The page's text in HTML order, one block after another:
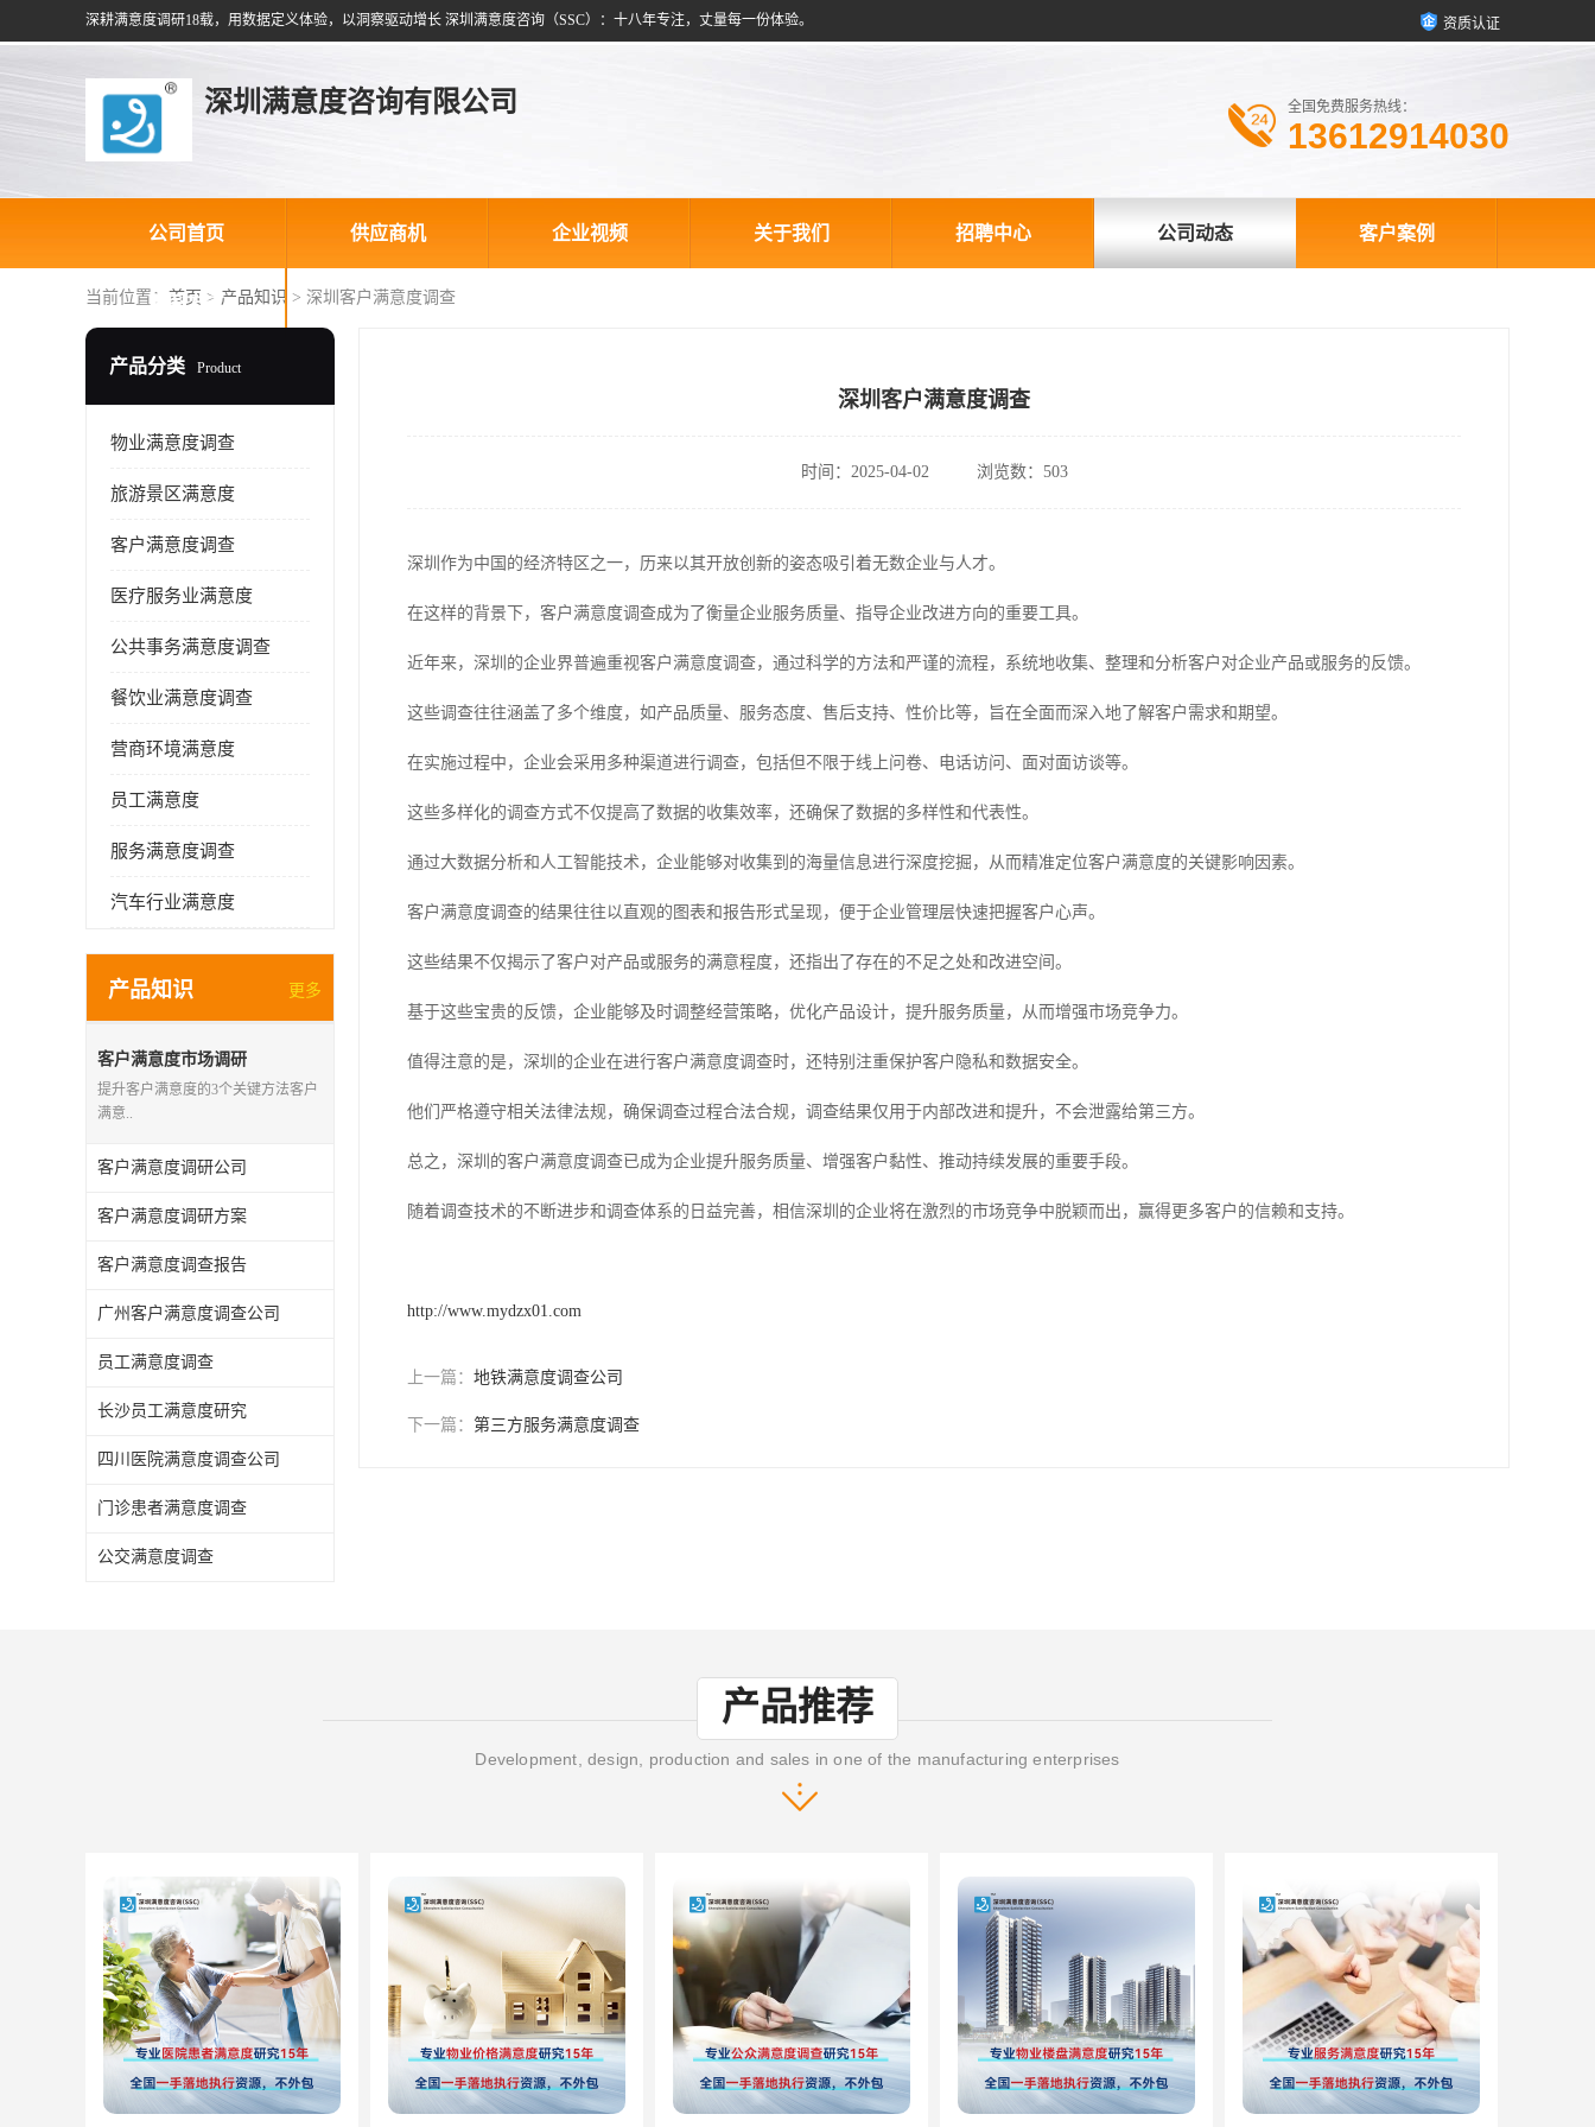
深耕满意度调研18载，用数据定义体验，以洞察驱动增长 深圳满意度咨询（SSC）：十八年专注，丈量每一份体验。 资质认证
深圳满意度咨询有限公司 全国免费服务热线：
13612914030
公司首页 供应商机 企业视频 关于我们 招聘中心 公司动态 客户案例
联系方式
当前位置： 首页 > 产品知识 > 深圳客户满意度调查
产品分类 Product
物业满意度调查
旅游景区满意度
客户满意度调查
医疗服务业满意度
公共事务满意度调查
餐饮业满意度调查
营商环境满意度
员工满意度
服务满意度调查
汽车行业满意度
产品知识 更多
客户满意度市场调研
提升客户满意度的3个关键方法客户
满意..
客户满意度调研公司
客户满意度调研方案
客户满意度调查报告
广州客户满意度调查公司
员工满意度调查
长沙员工满意度研究
四川医院满意度调查公司
门诊患者满意度调查
公交满意度调查
深圳客户满意度调查
时间：2025-04-02 浏览数：503
深圳作为中国的经济特区之一，历来以其开放创新的姿态吸引着无数企业与人才。
在这样的背景下，客户满意度调查成为了衡量企业服务质量、指导企业改进方向的重要工具。
近年来，深圳的企业界普遍重视客户满意度调查，通过科学的方法和严谨的流程，系统地收集、整理和分析客户对企业产品或服务的反馈。
这些调查往往涵盖了多个维度，如产品质量、服务态度、售后支持、性价比等，旨在全面而深入地了解客户需求和期望。
在实施过程中，企业会采用多种渠道进行调查，包括但不限于线上问卷、电话访问、面对面访谈等。
这些多样化的调查方式不仅提高了数据的收集效率，还确保了数据的多样性和代表性。
通过大数据分析和人工智能技术，企业能够对收集到的海量信息进行深度挖掘，从而精准定位客户满意度的关键影响因素。
客户满意度调查的结果往往以直观的图表和报告形式呈现，便于企业管理层快速把握客户心声。
这些结果不仅揭示了客户对产品或服务的满意程度，还指出了存在的不足之处和改进空间。
基于这些宝贵的反馈，企业能够及时调整经营策略，优化产品设计，提升服务质量，从而增强市场竞争力。
值得注意的是，深圳的企业在进行客户满意度调查时，还特别注重保护客户隐私和数据安全。
他们严格遵守相关法律法规，确保调查过程合法合规，调查结果仅用于内部改进和提升，不会泄露给第三方。
总之，深圳的客户满意度调查已成为企业提升服务质量、增强客户黏性、推动持续发展的重要手段。
随着调查技术的不断进步和调查体系的日益完善，相信深圳的企业将在激烈的市场竞争中脱颖而出，赢得更多客户的信赖和支持。
http://www.mydzx01.com
上一篇： 地铁满意度调查公司
下一篇： 第三方服务满意度调查
产品推荐
Development, design, production and sales in one of the manufacturing enterprises